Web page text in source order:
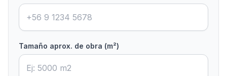
Tamaño aprox. de obra (m²)